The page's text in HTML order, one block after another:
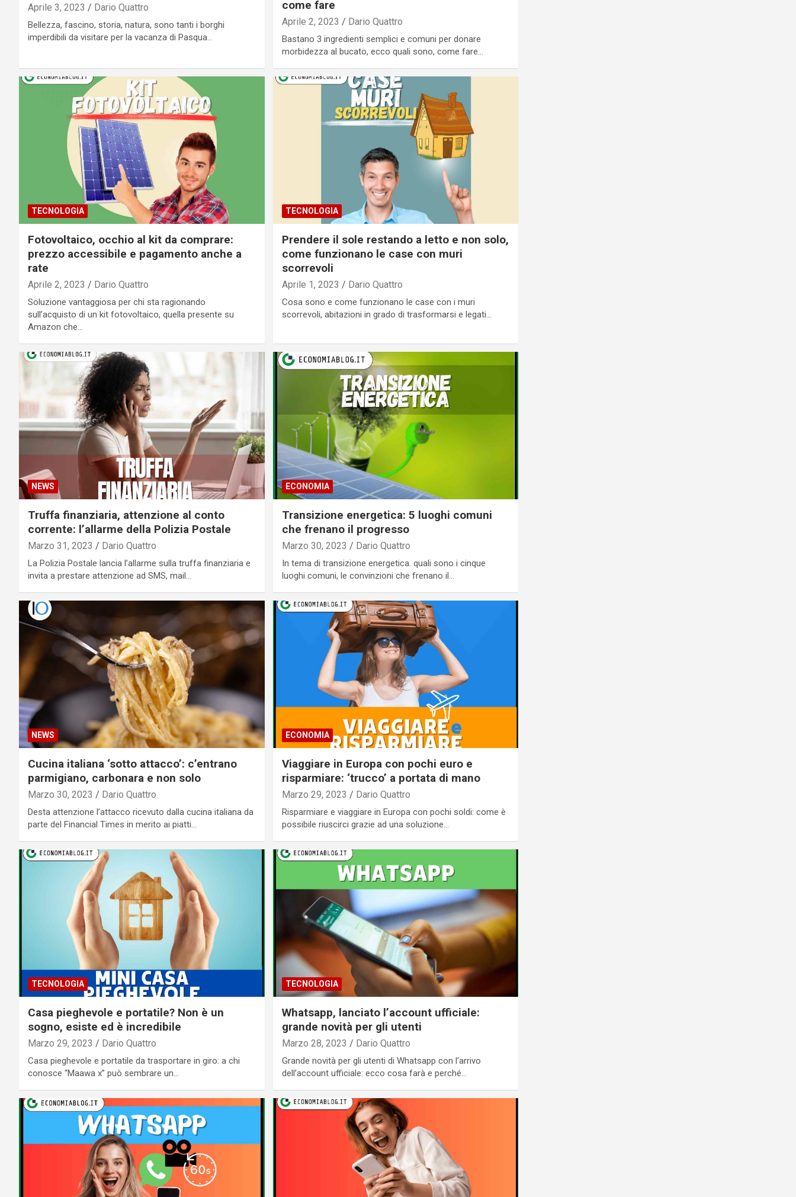
Aprile 3, 2023 Dario Quattro
Bellezza, fascino, storia, natura, sono tanti i borghi
imperdibili da visitare per la vacanza di Pasqua…
come fare
Aprile 2, 2023 Dario Quattro
Bastano 3 ingredienti semplici e comuni per donare
morbidezza al bucato, ecco quali sono, come fare…
TECNOLOGIA
Fotovoltaico, occhio al kit da comprare:
prezzo accessibile e pagamento anche a
rate
Aprile 2, 2023 Dario Quattro
Soluzione vantaggiosa per chi sta ragionando
sull’acquisto di un kit fotovoltaico, quella presente su
Amazon che…
TECNOLOGIA
Prendere il sole restando a letto e non solo,
come funzionano le case con muri
scorrevoli
Aprile 1, 2023 Dario Quattro
Cosa sono e come funzionano le case con i muri
scorrevoli, abitazioni in grado di trasformarsi e legati…
NEWS
Truffa finanziaria, attenzione al conto
corrente: l’allarme della Polizia Postale
Marzo 31, 2023 Dario Quattro
La Polizia Postale lancia l’allarme sulla truffa finanziaria e
invita a prestare attenzione ad SMS, mail…
ECONOMIA
Transizione energetica: 5 luoghi comuni
che frenano il progresso
Marzo 30, 2023 Dario Quattro
In tema di transizione energetica. quali sono i cinque
luoghi comuni, le convinzioni che frenano il…
NEWS
Cucina italiana ‘sotto attacco’: c’entrano
parmigiano, carbonara e non solo
Marzo 30, 2023 Dario Quattro
Desta attenzione l’attacco ricevuto dalla cucina italiana da
parte del Financial Times in merito ai piatti…
ECONOMIA
Viaggiare in Europa con pochi euro e
risparmiare: ‘trucco’ a portata di mano
Marzo 29, 2023 Dario Quattro
Risparmiare e viaggiare in Europa con pochi soldi: come è
possibile riuscirci grazie ad una soluzione…
TECNOLOGIA
Casa pieghevole e portatile? Non è un
sogno, esiste ed è incredibile
Marzo 29, 2023 Dario Quattro
Casa pieghevole e portatile da trasportare in giro: a chi
conosce “Maawa x” può sembrare un…
TECNOLOGIA
Whatsapp, lanciato l’account ufficiale:
grande novità per gli utenti
Marzo 28, 2023 Dario Quattro
Grande novità per gli utenti di Whatsapp con l’arrivo
dell’account ufficiale: ecco cosa farà e perché…